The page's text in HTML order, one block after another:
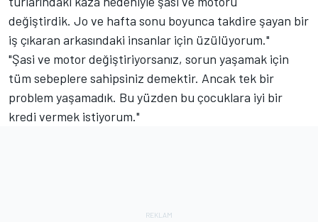
değiştirdik. Jo ve hafta sonu boyunca takdire şayan bir
iş çıkaran arkasındaki insanlar için üzülüyorum."
"Şasi ve motor değiştiriyorsanız, sorun yaşamak için
tüm sebeplere sahipsiniz demektir. Ancak tek bir
problem yaşamadık. Bu yüzden bu çocuklara iyi bir
kredi vermek istiyorum."